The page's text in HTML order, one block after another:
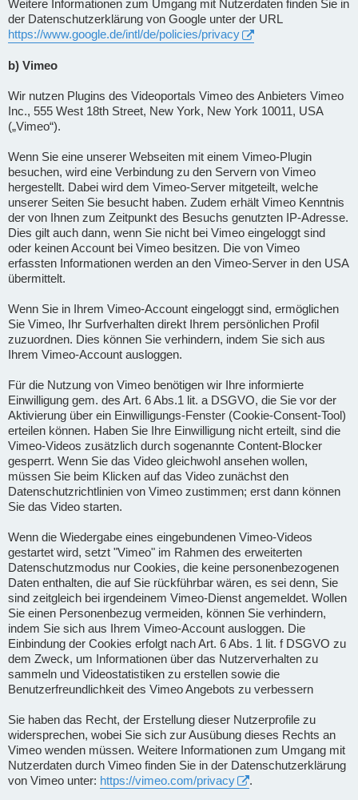
Weitere Informationen zum Umgang mit Nutzerdaten finden Sie in
der Datenschutzerklärung von Google unter der URL
https://www.google.de/intl/de/policies/privacy
b) Vimeo
Wir nutzen Plugins des Videoportals Vimeo des Anbieters Vimeo
Inc., 555 West 18th Street, New York, New York 10011, USA
(„Vimeo“).
Wenn Sie eine unserer Webseiten mit einem Vimeo-Plugin
besuchen, wird eine Verbindung zu den Servern von Vimeo
hergestellt. Dabei wird dem Vimeo-Server mitgeteilt, welche
unserer Seiten Sie besucht haben. Zudem erhält Vimeo Kenntnis
der von Ihnen zum Zeitpunkt des Besuchs genutzten IP-Adresse.
Dies gilt auch dann, wenn Sie nicht bei Vimeo eingeloggt sind
oder keinen Account bei Vimeo besitzen. Die von Vimeo
erfassten Informationen werden an den Vimeo-Server in den USA
übermittelt.
Wenn Sie in Ihrem Vimeo-Account eingeloggt sind, ermöglichen
Sie Vimeo, Ihr Surfverhalten direkt Ihrem persönlichen Profil
zuzuordnen. Dies können Sie verhindern, indem Sie sich aus
Ihrem Vimeo-Account ausloggen.
Für die Nutzung von Vimeo benötigen wir Ihre informierte
Einwilligung gem. des Art. 6 Abs.1 lit. a DSGVO, die Sie vor der
Aktivierung über ein Einwilligungs-Fenster (Cookie-Consent-Tool)
erteilen können. Haben Sie Ihre Einwilligung nicht erteilt, sind die
Vimeo-Videos zusätzlich durch sogenannte Content-Blocker
gesperrt. Wenn Sie das Video gleichwohl ansehen wollen,
müssen Sie beim Klicken auf das Video zunächst den
Datenschutzrichtlinien von Vimeo zustimmen; erst dann können
Sie das Video starten.
Wenn die Wiedergabe eines eingebundenen Vimeo-Videos
gestartet wird, setzt "Vimeo" im Rahmen des erweiterten
Datenschutzmodus nur Cookies, die keine personenbezogenen
Daten enthalten, die auf Sie rückführbar wären, es sei denn, Sie
sind zeitgleich bei irgendeinem Vimeo-Dienst angemeldet. Wollen
Sie einen Personenbezug vermeiden, können Sie verhindern,
indem Sie sich aus Ihrem Vimeo-Account ausloggen. Die
Einbindung der Cookies erfolgt nach Art. 6 Abs. 1 lit. f DSGVO zu
dem Zweck, um Informationen über das Nutzerverhalten zu
sammeln und Videostatistiken zu erstellen sowie die
Benutzerfreundlichkeit des Vimeo Angebots zu verbessern
Sie haben das Recht, der Erstellung dieser Nutzerprofile zu
widersprechen, wobei Sie sich zur Ausübung dieses Rechts an
Vimeo wenden müssen. Weitere Informationen zum Umgang mit
Nutzerdaten durch Vimeo finden Sie in der Datenschutzerklärung
von Vimeo unter: https://vimeo.com/privacy .